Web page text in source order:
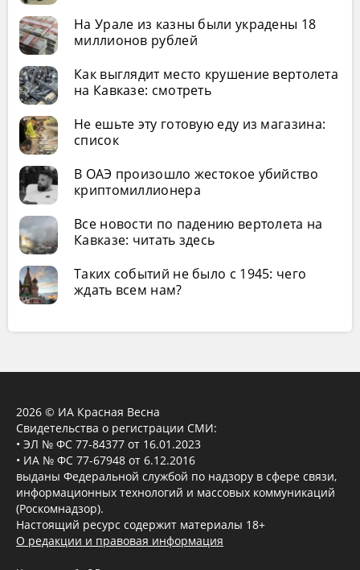
На Урале из казны были украдены 18
миллионов рублей
Как выглядит место крушение вертолета
на Кавказе: смотреть
Не ешьте эту готовую еду из магазина:
список
В ОАЭ произошло жестокое убийство
криптомиллионера
Все новости по падению вертолета на
Кавказе: читать здесь
Таких событий не было с 1945: чего
ждать всем нам?
2026 © ИА Красная Весна
Свидетельства о регистрации СМИ:
• ЭЛ № ФС 77-84377 от 16.01.2023
• ИА № ФС 77-67948 от 6.12.2016
выданы Федеральной службой по надзору в сфере связи,
информационных технологий и массовых коммуникаций
(Роскомнадзор).
Настоящий ресурс содержит материалы 18+
О редакции и правовая информация